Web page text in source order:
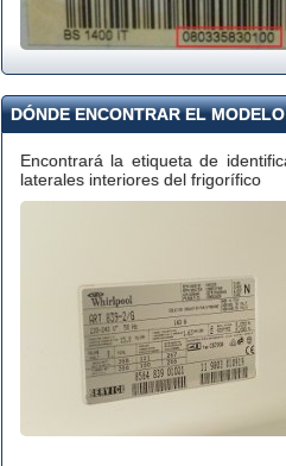
DÓNDE ENCONTRAR EL MODELO
Encontrará la etiqueta de
laterales interiores del frigorífico